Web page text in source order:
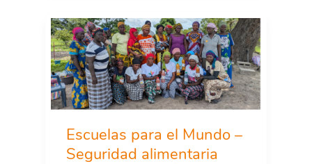
Escuelas para el Mundo –
Seguridad alimentaria